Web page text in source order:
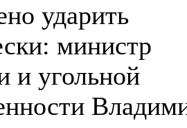
ударить
министр
и угольной